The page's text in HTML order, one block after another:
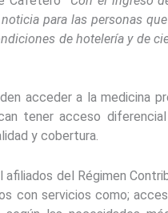
para las personas
de hotelería y de
acceder a la medicina
tener acceso
y cobertura.
del Régimen
con servicios como;